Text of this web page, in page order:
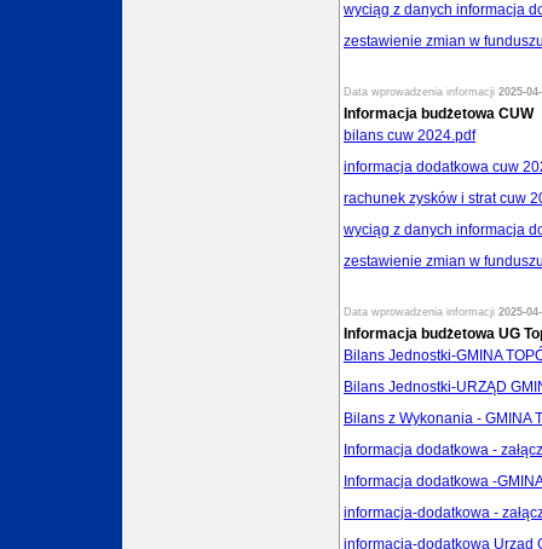
wyciąg z danych informacja
zestawienie zmian w
Data wprowadzenia informacji 2025-
Informacja budżetowa CUW
bilans cuw 2024.pdf
informacja dodatkowa cuw
rachunek zysków i strat cuw
wyciąg z danych informacja
zestawienie zmian w
Data wprowadzenia informacji 2025-
Informacja budżetowa UG
Bilans Jednostki-GMINA
Bilans Jednostki-URZĄD
Bilans z Wykonania - GMINA
Informacja dodatkowa -
Informacja dodatkowa -
informacja-dodatkowa -
informacja-dodatkowa Urząd